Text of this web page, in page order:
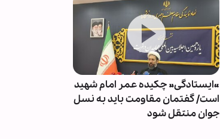
«ایستادگی» چکیده عمر امام شهید
است/ گفتمان مقاومت باید به نسل
جوان منتقل شود